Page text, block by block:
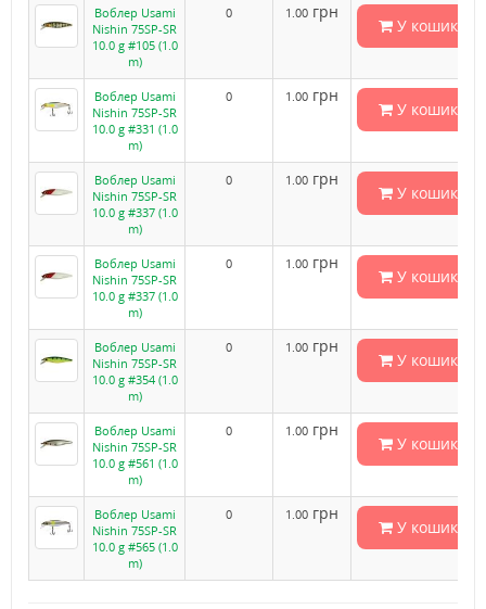
Воблер Usami
Nishin 75SP-SR
10.0 g #105 (1.0
m)
0 1.00 грн
У кошик
Воблер Usami
Nishin 75SP-SR
10.0 g #331 (1.0
m)
0 1.00 грн
У кошик
Воблер Usami
Nishin 75SP-SR
10.0 g #337 (1.0
m)
0 1.00 грн
У кошик
Воблер Usami
Nishin 75SP-SR
10.0 g #337 (1.0
m)
0 1.00 грн
У кошик
Воблер Usami
Nishin 75SP-SR
10.0 g #354 (1.0
m)
0 1.00 грн
У кошик
Воблер Usami
Nishin 75SP-SR
10.0 g #561 (1.0
m)
0 1.00 грн
У кошик
Воблер Usami
Nishin 75SP-SR
10.0 g #565 (1.0
m)
0 1.00 грн
У кошик